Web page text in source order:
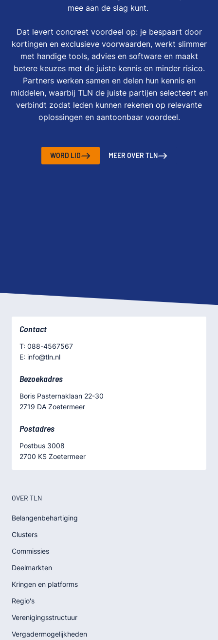
mee aan de slag kunt.
Dat levert concreet voordeel op: je bespaart door
kortingen en exclusieve voorwaarden, werkt slimmer
met handige tools, advies en software en maakt
betere keuzes met de juiste kennis en minder risico.
Partners werken samen en delen hun kennis en
middelen, waarbij TLN de juiste partijen selecteert en
verbindt zodat leden kunnen rekenen op relevante
oplossingen en aantoonbaar voordeel.
WORD LID MEER OVER TLN
Contact
T: 088-4567567
E: info@tln.nl
Bezoekadres
Boris Pasternaklaan 22-30
2719 DA Zoetermeer
Postadres
Postbus 3008
2700 KS Zoetermeer
OVER TLN
Belangenbehartiging
Clusters
Commissies
Deelmarkten
Kringen en platforms
Regio's
Verenigingsstructuur
Vergadermogelijkheden